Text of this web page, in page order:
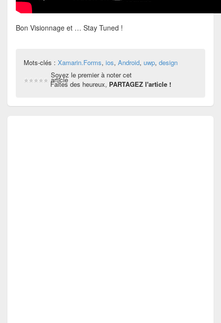
Bon Visionnage et … Stay Tuned !
Mots-clés : Xamarin.Forms, ios, Android, uwp, design
Soyez le premier à noter cet
article
Faites des heureux, PARTAGEZ l'article !